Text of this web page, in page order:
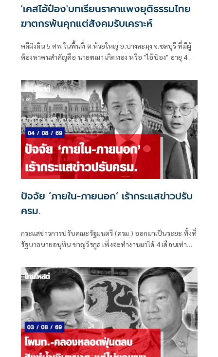
'เคสไอ้ป๋อง'บทเรียนราคาแพงยุติธรรมไทย
ฆาตกรพ้นคุกแต่สังคมรับเคราะห์
คดีฝังดิน 5 ศพ ในพื้นที่ ต.ห้วยใหญ่ อ.บางละมุง จ.ชลบุรี ที่มีผู้
ต้องหาคนสำคัญคือ นายฑณา เกิดทอง หรือ "ไอ้ป๋อง" อายุ 43
ปัจจัย ‘ภายใน-ภายนอก’ เร้ากระแสข่าวปรับ
ครม.
กระแสข่าวการปรับคณะรัฐมนตรี (ครม.) ออกมาเป็นระยะ ทั้งที่
รัฐบาลนายอนุทิน ชาญวีรกูล เพิ่งจะทำงานมาได้ 4 เดือนเท่านั้น
อย่างเร็วที่สุดจะปรับกันทุก 6 เดือน หรือครึ่งปี